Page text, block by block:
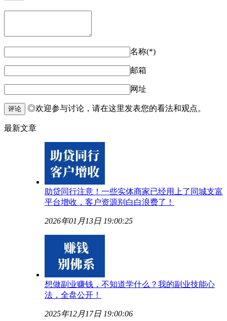
名称(*)
邮箱
网址
评论 ◎欢迎参与讨论，请在这里发表您的看法和观点。
最新文章
助贷同行注意！一些实体商家已经用上了同城支富
平台增收，客户资源别白白浪费了！
2026年01月13日 19:00:25
想做副业赚钱，不知道学什么？我的副业技能心
法，全盘公开！
2025年12月17日 19:00:06